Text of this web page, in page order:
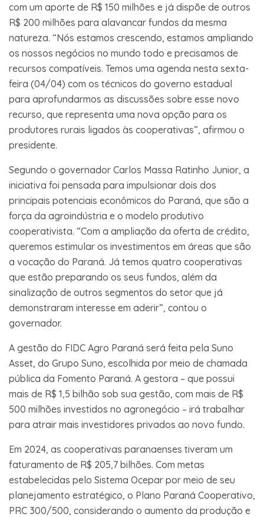
com um aporte de R$ 150 milhões e já dispõe de outros
R$ 200 milhões para alavancar fundos da mesma
natureza. “Nós estamos crescendo, estamos ampliando
os nossos negócios no mundo todo e precisamos de
recursos compatíveis. Temos uma agenda nesta sexta-
feira (04/04) com os técnicos do governo estadual
para aprofundarmos as discussões sobre esse novo
recurso, que representa uma nova opção para os
produtores rurais ligados às cooperativas”, afirmou o
presidente.
Segundo o governador Carlos Massa Ratinho Junior, a
iniciativa foi pensada para impulsionar dois dos
principais potenciais econômicos do Paraná, que são a
força da agroindústria e o modelo produtivo
cooperativista. “Com a ampliação da oferta de crédito,
queremos estimular os investimentos em áreas que são
a vocação do Paraná. Já temos quatro cooperativas
que estão preparando os seus fundos, além da
sinalização de outros segmentos do setor que já
demonstraram interesse em aderir”, contou o
governador.
A gestão do FIDC Agro Paraná será feita pela Suno
Asset, do Grupo Suno, escolhida por meio de chamada
pública da Fomento Paraná. A gestora – que possui
mais de R$ 1,5 bilhão sob sua gestão, com mais de R$
500 milhões investidos no agronegócio – irá trabalhar
para atrair mais investidores privados ao novo fundo.
Em 2024, as cooperativas paranaenses tiveram um
faturamento de R$ 205,7 bilhões. Com metas
estabelecidas pelo Sistema Ocepar por meio de seu
planejamento estratégico, o Plano Paraná Cooperativo,
PRC 300/500, considerando o aumento da produção e